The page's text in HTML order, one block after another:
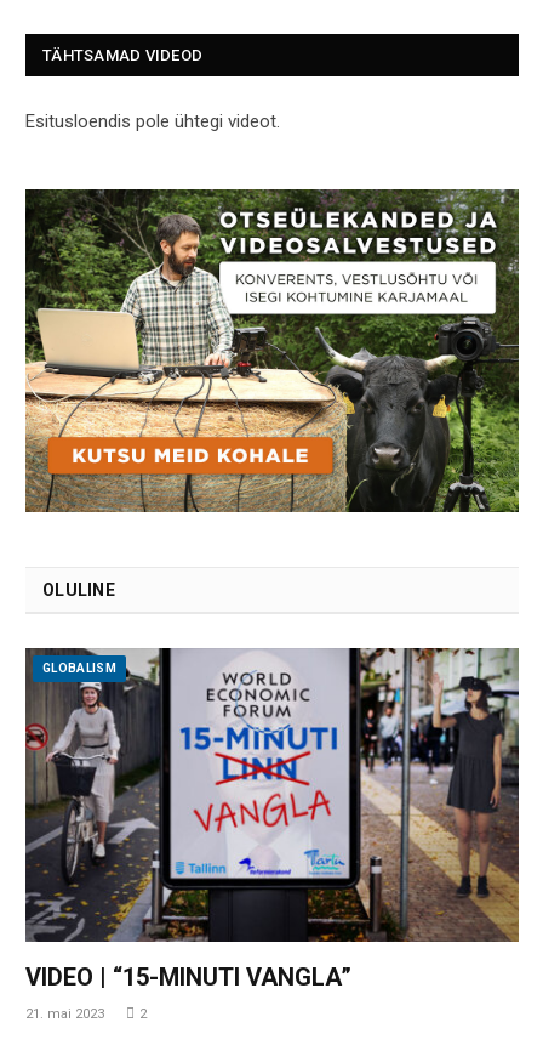
TÄHTSAMAD VIDEOD
Esitusloendis pole ühtegi videot.
OLULINE
GLOBALISM
VIDEO | “15-MINUTI VANGLA”
21. mai 2023 2